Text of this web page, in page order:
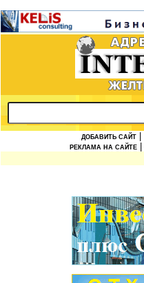
ДОБАВИТЬ САЙТ
РЕКЛАМА НА САЙТЕ